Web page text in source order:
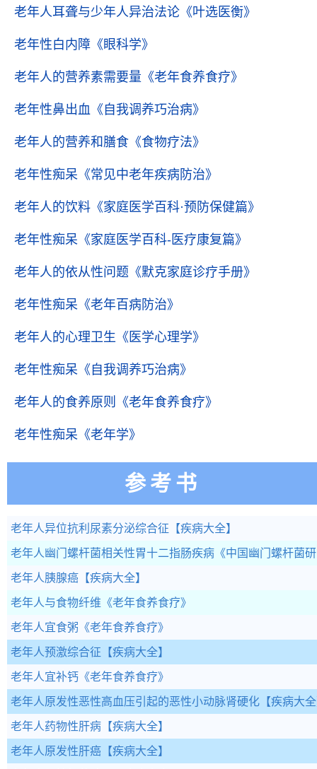
老年人耳聋与少年人异治法论 《叶选医衡》
老年性白内障 《眼科学》
老年人的营养素需要量 《老年食养食疗》
老年性鼻出血 《自我调养巧治病》
老年人的营养和膳食 《食物疗法》
老年性痴呆 《常见中老年疾病防治》
老年人的饮料 《家庭医学百科·预防保健篇》
老年性痴呆 《家庭医学百科-医疗康复篇》
老年人的依从性问题 《默克家庭诊疗手册》
老年性痴呆 《老年百病防治》
老年人的心理卫生 《医学心理学》
老年性痴呆 《自我调养巧治病》
老年人的食养原则 《老年食养食疗》
老年性痴呆 《老年学》
参考书
老年人异位抗利尿素分泌综合征 【疾病大全】
老年人幽门螺杆菌相关性胃十二指肠疾病 《中国幽门螺杆菌
老年人胰腺癌 【疾病大全】
老年人与食物纤维 《老年食养食疗》
老年人宜食粥 《老年食养食疗》
老年人预激综合征 【疾病大全】
老年人宜补钙 《老年食养食疗》
老年人原发性恶性高血压引起的恶性小动脉肾硬化 【疾病大
老年人药物性肝病 【疾病大全】
老年人原发性肝癌 【疾病大全】